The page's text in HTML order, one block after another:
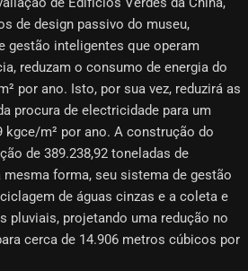
de design passivo do museu,
gestão inteligentes que operam
reduzam o consumo de energia do
por ano. Isto, por sua vez, reduzirá as
procura de electricidade para um
kgce/m² por ano. A construção do
de 389.238,92 toneladas de
forma, seu sistema de gestão
de águas cinzas e a coleta e
pluviais, projetando uma redução no
cerca de 14.906 metros cúbicos por